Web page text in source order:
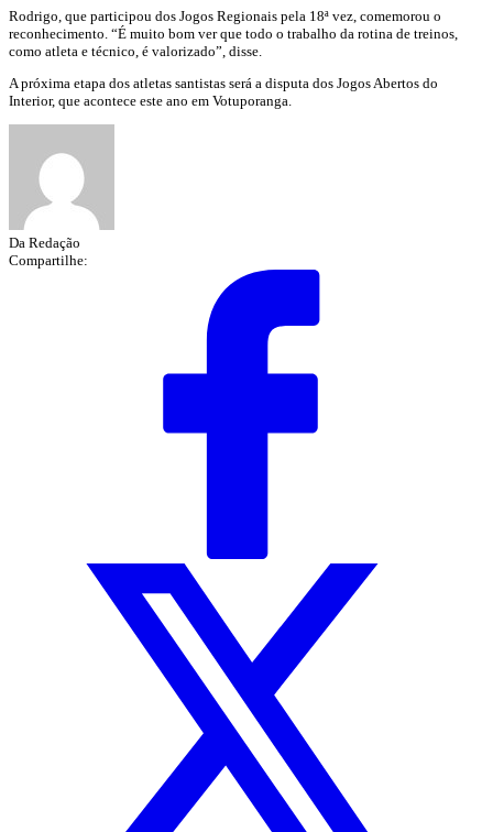
Rodrigo, que participou dos Jogos Regionais pela 18ª vez, comemorou o
reconhecimento. “É muito bom ver que todo o trabalho da rotina de treinos,
como atleta e técnico, é valorizado”, disse.
A próxima etapa dos atletas santistas será a disputa dos Jogos Abertos do
Interior, que acontece este ano em Votuporanga.
Da Redação
Compartilhe: